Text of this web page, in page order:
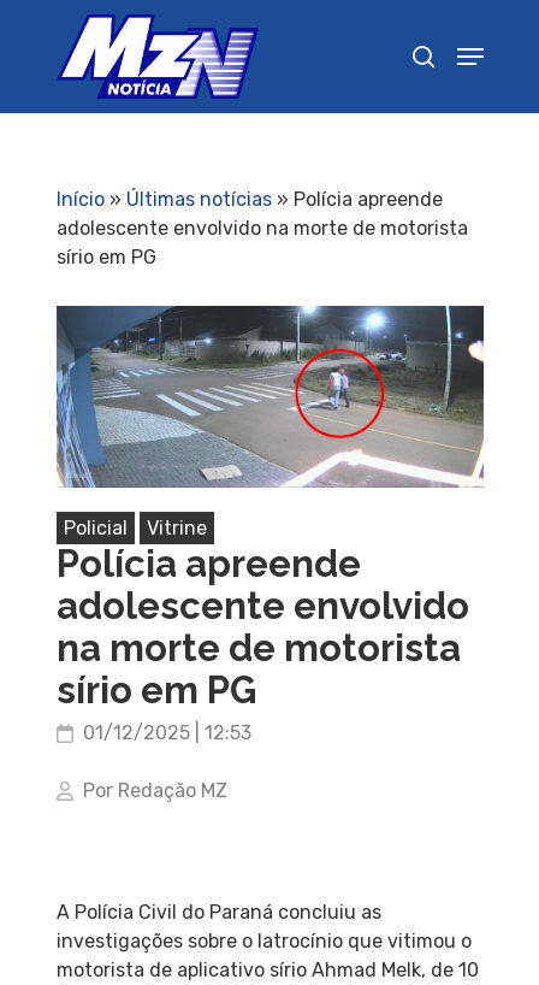
Início» Últimas notícias» Polícia apreende
adolescente envolvido na morte de motorista
sírio em PG
Policial Vitrine
Polícia apreende
adolescente envolvido
na morte de motorista
sírio em PG
01/12/2025 | 12:53
Por Redação MZ
A Polícia Civil do Paraná concluiu as
investigações sobre o latrocínio que vitimou o
motorista de aplicativo sírio Ahmad Melk, de 10